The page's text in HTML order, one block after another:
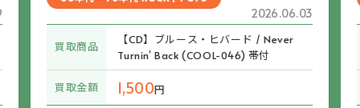
2026.06.03
買取商品
【CD】ブルース・ヒバード / Never
Turnin’ Back (COOL-046) 帯付
買取金額 1,500円